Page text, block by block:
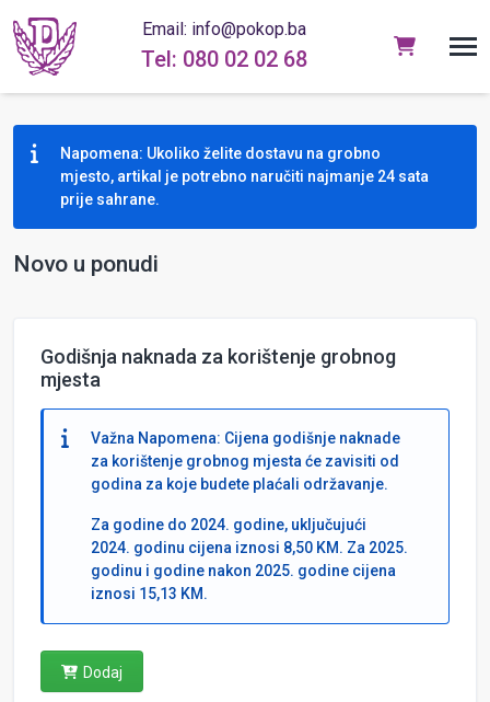
Email: info@pokop.ba
Tel: 080 02 02 68
Napomena: Ukoliko želite dostavu na grobno
mjesto, artikal je potrebno naručiti najmanje 24 sata
prije sahrane.
Novo u ponudi
Godišnja naknada za korištenje grobnog
mjesta
Važna Napomena: Cijena godišnje naknade
za korištenje grobnog mjesta će zavisiti od
godina za koje budete plaćali održavanje.
Za godine do 2024. godine, uključujući
2024. godinu cijena iznosi 8,50 KM. Za 2025.
godinu i godine nakon 2025. godine cijena
iznosi 15,13 KM.
Dodaj